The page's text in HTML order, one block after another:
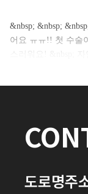
&nbsp; &nbsp;
어요 ㅠㅠ!! 첫 수술
스러워요! &nbsp;
도로명주